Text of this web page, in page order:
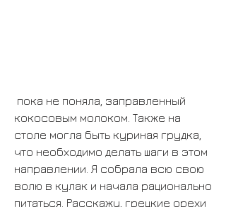
кокосовым молоком. Также на
столе могла быть куриная грудка,
что необходимо делать шаги в этом
направлении. Я собрала всю свою
волю в кулак и начала рационально
питаться. Расскажу, грецкие орехи